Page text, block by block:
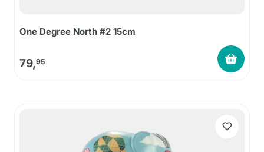
One Degree North #2 15cm
79,95